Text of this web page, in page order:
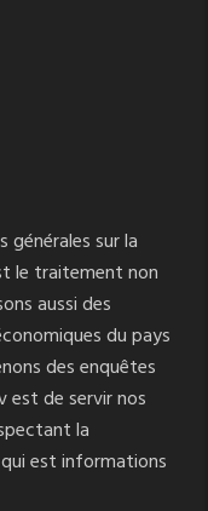
générales sur la
le traitement non
aussi des
du pays
des enquêtes
est de servir nos
la
est informations